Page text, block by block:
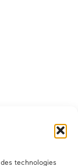
technologies